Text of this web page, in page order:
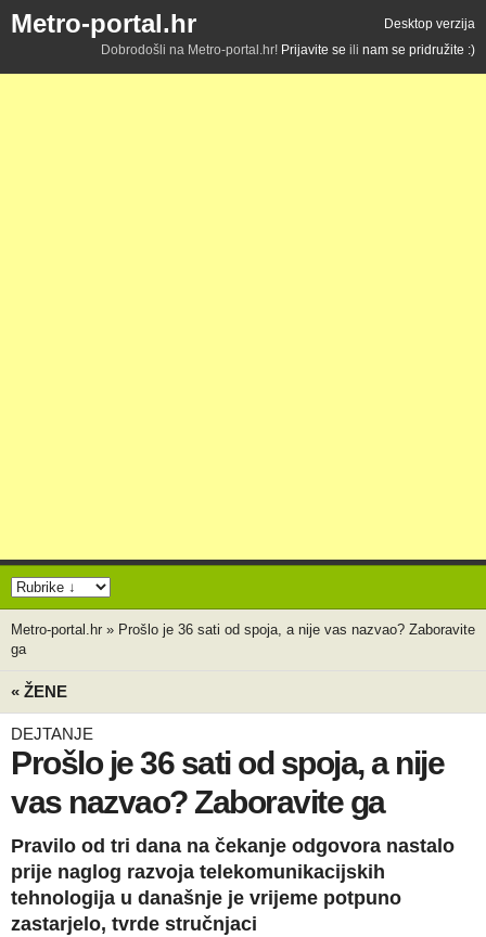
Metro-portal.hr
Desktop verzija
Dobrodošli na Metro-portal.hr! Prijavite se ili nam se pridružite :)
Metro-portal.hr » Prošlo je 36 sati od spoja, a nije vas nazvao? Zaboravite
ga
« ŽENE
DEJTANJE
Prošlo je 36 sati od spoja, a nije
vas nazvao? Zaboravite ga
Pravilo od tri dana na čekanje odgovora nastalo
prije naglog razvoja telekomunikacijskih
tehnologija u današnje je vrijeme potpuno
zastarjelo, tvrde stručnjaci